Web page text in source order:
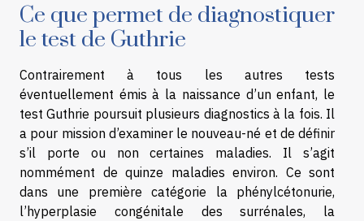
Ce que permet de diagnostiquer
le test de Guthrie
Contrairement à tous les autres tests
éventuellement émis à la naissance d’un enfant, le
test Guthrie poursuit plusieurs diagnostics à la fois. Il
a pour mission d’examiner le nouveau-né et de définir
s’il porte ou non certaines maladies. Il s’agit
nommément de quinze maladies environ. Ce sont
dans une première catégorie la phénylcétonurie,
l’hyperplasie congénitale des surrénales, la